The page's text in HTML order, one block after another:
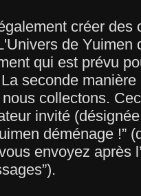
créer
de
qui est prévu
seconde
collectons.
invité
déménage !”
envoyez après